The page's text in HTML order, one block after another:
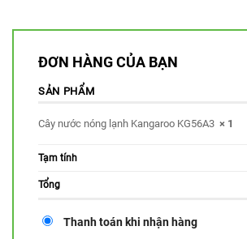
ĐƠN HÀNG CỦA BẠN
SẢN PHẨM
Cây nước nóng lạnh Kangaroo KG56A3 × 1
Tạm tính
Tổng
Thanh toán khi nhận hàng